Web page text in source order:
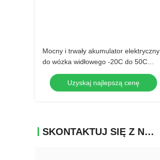
Mocny i trwały akumulator elektryczny
do wózka widłowego -20C do 50C
Maksymalny prąd 100A
Uzyskaj najlepszą cenę
SKONTAKTUJ SIĘ Z NAMI